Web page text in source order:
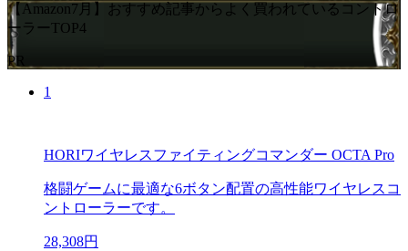
【Amazon7月】おすすめ記事からよく買われているコントロ
ーラーTOP4
PR
1
HORIワイヤレスファイティングコマンダー OCTA Pro
格闘ゲームに最適な6ボタン配置の高性能ワイヤレスコ
ントローラーです。
28,308円